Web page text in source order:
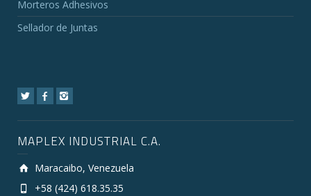
Morteros Adhesivos
Sellador de Juntas
MAPLEX INDUSTRIAL C.A.
Maracaibo, Venezuela
+58 (424) 618.35.35